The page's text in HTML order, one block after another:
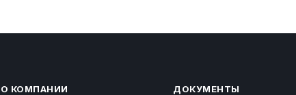
О КОМПАНИИ ДОКУМЕНТЫ